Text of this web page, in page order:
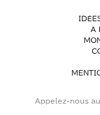
A
Appelez-nous